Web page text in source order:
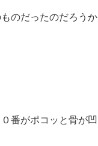
のだったのだろうか
番がポコッと骨が凹